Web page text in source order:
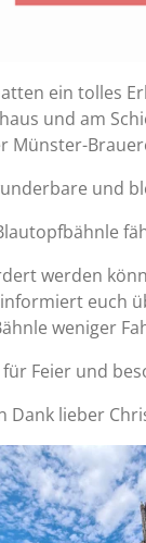
ein tolles
und am
Münster-
und
werden
euch
weniger
Feier und
Dank lieber